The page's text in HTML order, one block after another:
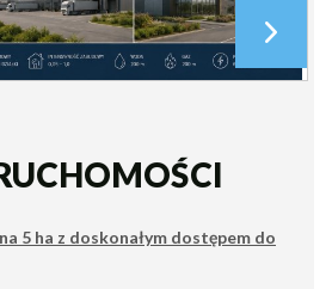
5 ha z doskonałym dostępem do